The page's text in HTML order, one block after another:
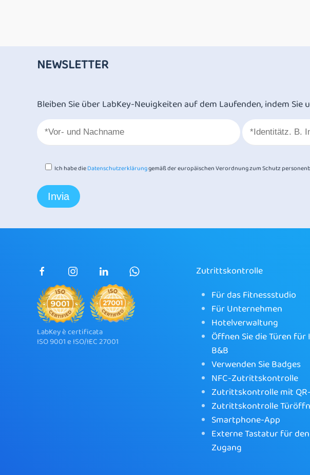
NEWSLETTER
Bleiben Sie über LabKey-Neuigkeiten auf dem Laufenden, indem
Ich habe dieDatenschutzerklärunggemäß der europäischen Verordnung zum Schutz
LabKey è certificata
ISO 9001 e ISO/IEC 27001
Zutrittskontrolle
Für das Fitnessstudio
Für Unternehmen
Hotelverwaltung
Öffnen Sie die Türen für
B&B
Verwenden Sie Badges
NFC-Zutrittskontrolle
Zutrittskontrolle mit
Zutrittskontrolle
Smartphone-App
Externe Tastatur für den
Zugang